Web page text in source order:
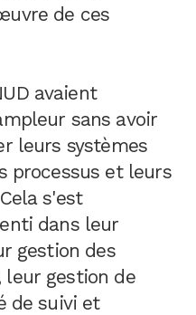
de ces
avaient
sans avoir
leurs systèmes
processus et leurs
s'est
dans leur
gestion des
leur gestion de
de suivi et